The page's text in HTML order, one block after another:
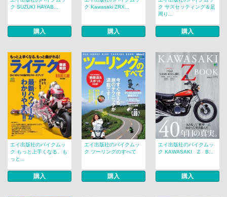
ク SUZUKI HAYAB...
購入
ク Kawasaki ZRX...
購入
ク サスセッティング＆足
周り...
購入
エイ出版社のバイクムッ
ク もっと上手くなる、も
っと...
購入
エイ出版社のバイクムッ
ク ツーリングのすべて
購入
エイ出版社のバイクムッ
ク KAWASAKI Z B...
購入